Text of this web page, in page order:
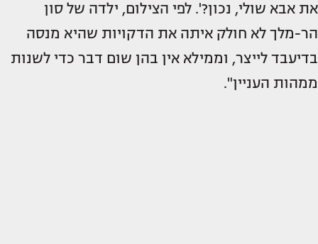
את אבא שולי, נכון?'. לפי הצילום, ילדה של סון
הר-מלך לא חולק איתה את הדקויות שהיא מנסה
בדיעבד לייצר, וממילא אין בהן שום דבר כדי לשנות
ממהות העניין".